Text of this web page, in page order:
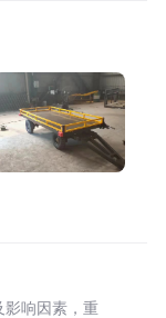
影响因素，重